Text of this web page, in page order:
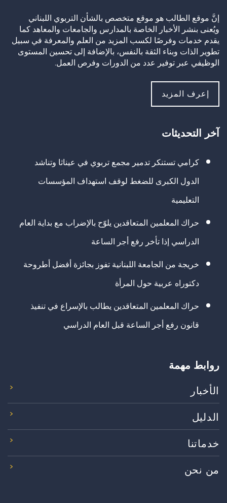
إنَّ موقع الطالب هو موقع متخصص بالشأن التربوي اللبناني
ويُعنى بنشر الأخبار الخاصة بالمدارس والجامعات والمعاهد كما
يقدم خدمات وفرصًا لكسب المزيد من العلم والمعرفة في سبيل
تطوير الذات وبناء الثقة بالنفس، بالإضافة إلى تحسين المستوى
الوظيفي عبر توفير عدد من الدورات وفرص العمل.
إعرف المزيد
آخر التحديثات
كرامي تستنكر تدمير مجمع تربوي في عيناثا وتناشد
الدول الكبرى للضغط لوقف استهداف المؤسسات
التعليمية
حراك المعلمين المتعاقدين يلوّح بالإضراب مع بداية العام
الدراسي إذا تأخر رفع أجر الساعة
خريجة من الجامعة اللبنانية تفوز بجائزة أفضل أطروحة
دكتوراه عربية حول المرأة
حراك المعلمين المتعاقدين يطالب بالإسراع في تنفيذ
قانون رفع أجر الساعة قبل العام الدراسي
روابط مهمة
الأخبار
الدليل
خدماتنا
من نحن